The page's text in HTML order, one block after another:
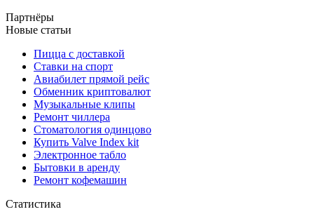
Партнёры
Новые статьи
Пицца с доставкой
Ставки на спорт
Авиабилет прямой рейс
Обменник криптовалют
Музыкальные клипы
Ремонт чиллера
Стоматология одинцово
Купить Valve Index kit
Электронное табло
Бытовки в аренду
Ремонт кофемашин
Статистика